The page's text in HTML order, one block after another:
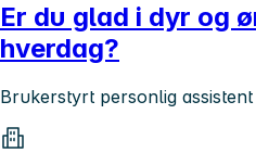
Er du glad i dyr og
hverdag?
Brukerstyrt personlig assistent